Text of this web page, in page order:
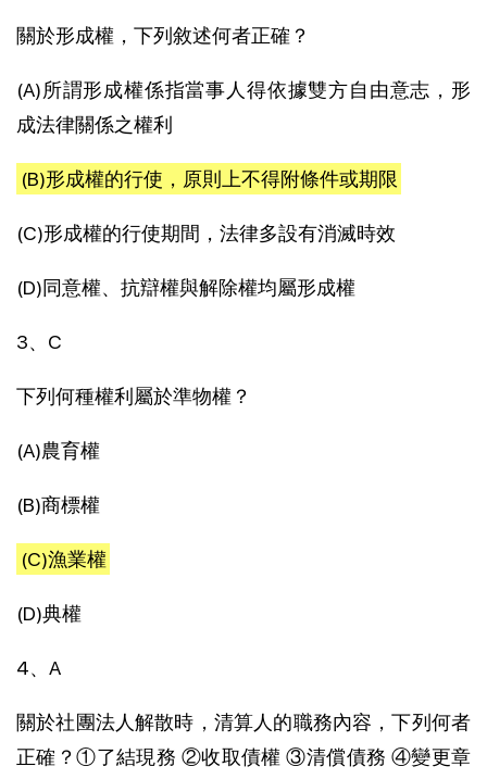
關於形成權，下列敘述何者正確？
(A)所謂形成權係指當事人得依據雙方自由意志，形
成法律關係之權利
(B)形成權的行使，原則上不得附條件或期限
(C)形成權的行使期間，法律多設有消滅時效
(D)同意權、抗辯權與解除權均屬形成權
3、C
下列何種權利屬於準物權？
(A)農育權
(B)商標權
(C)漁業權
(D)典權
4、A
關於社團法人解散時，清算人的職務內容，下列何者
正確？①了結現務 ②收取債權 ③清償債務 ④變更章